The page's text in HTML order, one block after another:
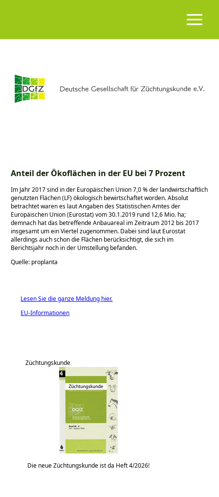
Anteil der Ökoflächen in der EU bei 7 Prozent
Im Jahr 2017 sind in der Europäischen Union 7,0 % der landwirtschaftlich
genutzten Flächen (LF) ökologisch bewirtschaftet worden. Absolut
betrachtet waren es laut Angaben des Statistischen Amtes der
Europäischen Union (Eurostat) vom 30.1.2019 rund 12,6 Mio. ha;
demnach hat das betreffende Anbauareal im Zeitraum 2012 bis 2017
insgesamt um ein Viertel zugenommen. Dabei sind laut Eurostat
allerdings auch schon die Flächen berücksichtigt, die sich im
Berichtsjahr noch in der Umstellung befanden.
Quelle: proplanta
Lesen Sie die ganze Meldung hier.
EU-Informationen
Züchtungskunde
Die neue Züchtungskunde ist da Heft 4/2026!